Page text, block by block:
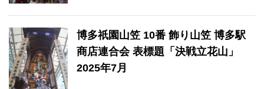
博多祇園山笠 10番 飾り山笠 博多駅
商店連合会 表標題「決戦立花山」
2025年7月